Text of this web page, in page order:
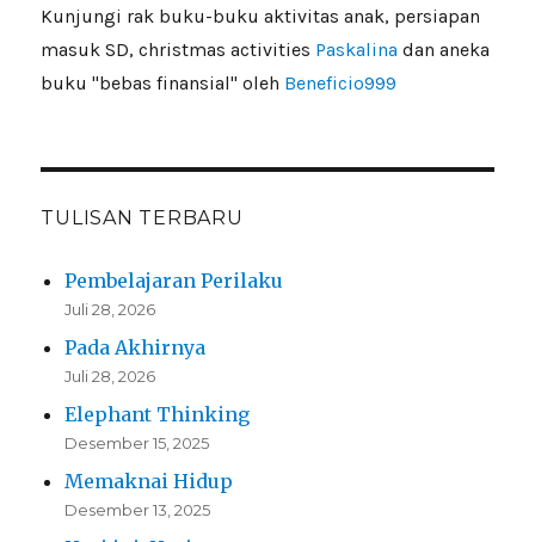
Kunjungi rak buku-buku aktivitas anak, persiapan
masuk SD, christmas activities Paskalinadan aneka
buku "bebas finansial" oleh Beneficio999
TULISAN TERBARU
Pembelajaran Perilaku
Juli 28, 2026
Pada Akhirnya
Juli 28, 2026
Elephant Thinking
Desember 15, 2025
Memaknai Hidup
Desember 13, 2025